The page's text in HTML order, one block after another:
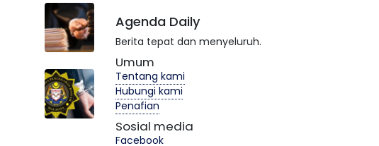
Agenda Daily
Berita tepat dan menyeluruh.
Umum
Tentang kami
Hubungi kami
Penafian
Sosial media
Facebook